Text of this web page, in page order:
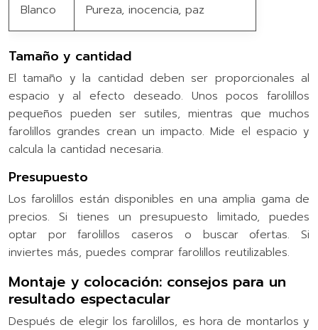
Blanco Pureza, inocencia, paz
Tamaño y cantidad
El tamaño y la cantidad deben ser proporcionales al
espacio y al efecto deseado. Unos pocos farolillos
pequeños pueden ser sutiles, mientras que muchos
farolillos grandes crean un impacto. Mide el espacio y
calcula la cantidad necesaria.
Presupuesto
Los farolillos están disponibles en una amplia gama de
precios. Si tienes un presupuesto limitado, puedes
optar por farolillos caseros o buscar ofertas. Si
inviertes más, puedes comprar farolillos reutilizables.
Montaje y colocación: consejos para un
resultado espectacular
Después de elegir los farolillos, es hora de montarlos y